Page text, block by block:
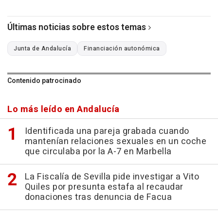
Últimas noticias sobre estos temas
Junta de Andalucía Financiación autonómica
Contenido patrocinado
Lo más leído en Andalucía
Identificada una pareja grabada cuando
mantenían relaciones sexuales en un coche
que circulaba por la A-7 en Marbella
La Fiscalía de Sevilla pide investigar a Vito
Quiles por presunta estafa al recaudar
donaciones tras denuncia de Facua